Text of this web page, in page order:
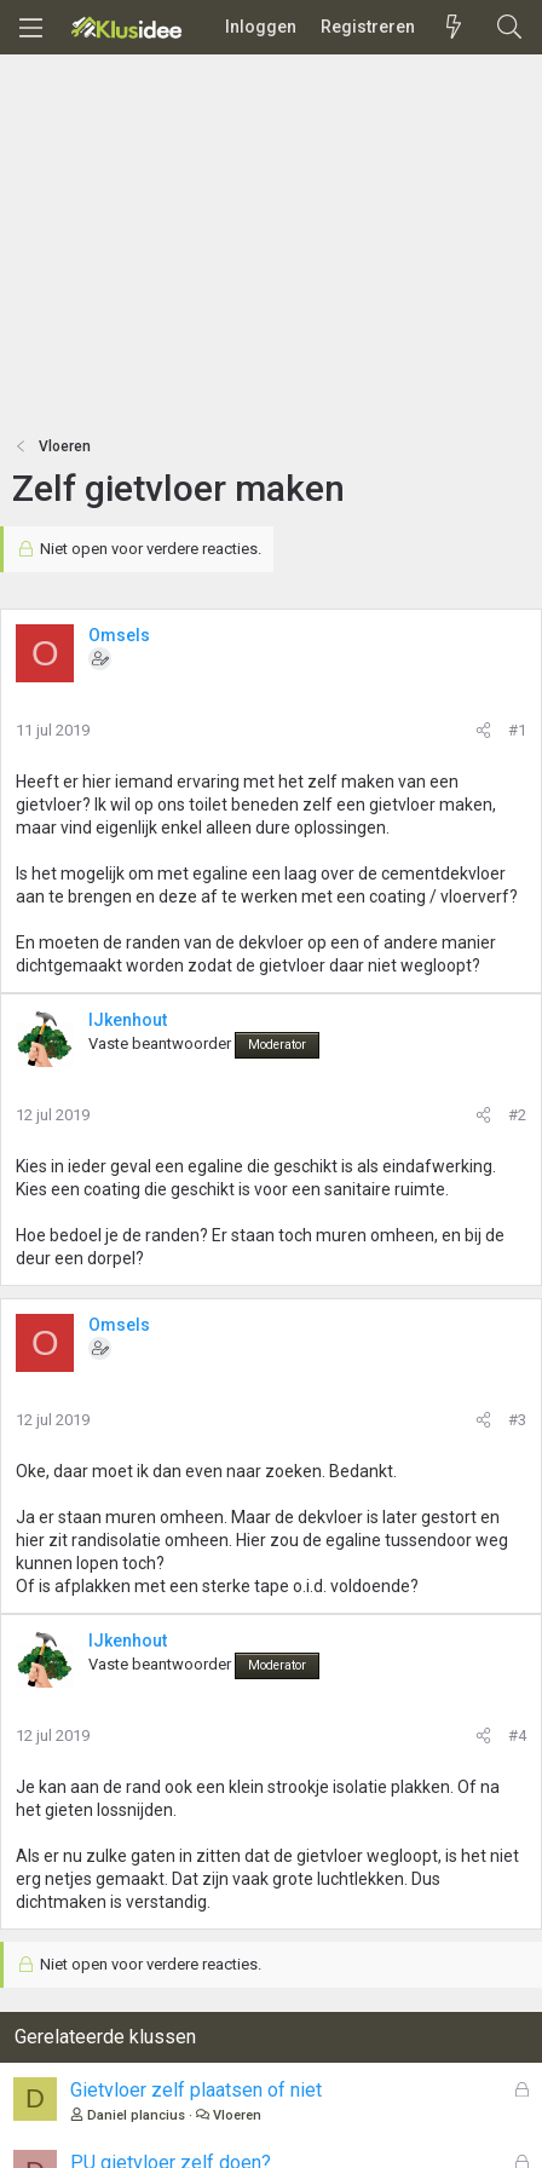
Inloggen Registreren
Vloeren
Zelf gietvloer maken
Niet open voor verdere reacties.
O Omsels
11 jul 2019 #1
Heeft er hier iemand ervaring met het zelf maken van een
gietvloer? Ik wil op ons toilet beneden zelf een gietvloer maken,
maar vind eigenlijk enkel alleen dure oplossingen.
Is het mogelijk om met egaline een laag over de cementdekvloer
aan te brengen en deze af te werken met een coating / vloerverf?
En moeten de randen van de dekvloer op een of andere manier
dichtgemaakt worden zodat de gietvloer daar niet wegloopt?
IJkenhout
Vaste beantwoorder Moderator
12 jul 2019 #2
Kies in ieder geval een egaline die geschikt is als eindafwerking.
Kies een coating die geschikt is voor een sanitaire ruimte.
Hoe bedoel je de randen? Er staan toch muren omheen, en bij de
deur een dorpel?
O Omsels
12 jul 2019 #3
Oke, daar moet ik dan even naar zoeken. Bedankt.
Ja er staan muren omheen. Maar de dekvloer is later gestort en
hier zit randisolatie omheen. Hier zou de egaline tussendoor weg
kunnen lopen toch?
Of is afplakken met een sterke tape o.i.d. voldoende?
IJkenhout
Vaste beantwoorder Moderator
12 jul 2019 #4
Je kan aan de rand ook een klein strookje isolatie plakken. Of na
het gieten lossnijden.
Als er nu zulke gaten in zitten dat de gietvloer wegloopt, is het niet
erg netjes gemaakt. Dat zijn vaak grote luchtlekken. Dus
dichtmaken is verstandig.
Niet open voor verdere reacties.
Gerelateerde klussen
D
G
Gietvloer zelf plaatsen of niet
Daniel plancius Vloeren
G
PU gietvloer zelf doen?